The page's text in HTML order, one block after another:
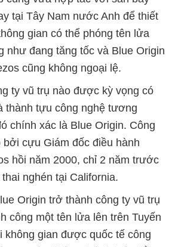
tại Tây Nam nước Anh để thiết
gian có thể phóng tên lửa
như đang tăng tốc và Blue Origin
cũng không ngoại lệ.
ty vũ trụ nào được kỳ vọng có
thành tựu công nghệ tương
chính xác là Blue Origin. Công
cựu Giám đốc điều hành
hồi năm 2000, chỉ 2 năm trước
nghén tại California.
Origin trở thành công ty vũ trụ
công một tên lửa lên trên Tuyến
không gian được quốc tế công